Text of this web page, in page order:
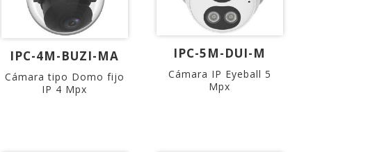
IPC-4M-BUZI-MA
Cámara tipo Domo fijo
IP 4 Mpx
IPC-5M-DUI-M
Cámara IP Eyeball 5
Mpx